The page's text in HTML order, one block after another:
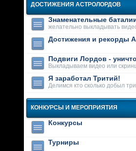
ДОСТИЖЕНИЯ АСТРОЛОРДОВ
Знаменательные
желательно выкладывать
Достижения и рекорды
Подвиги Лордов -
Выкладываем видео или
Я заработал Тритий!
Делимся кто сколько добыл
КОНКУРСЫ И МЕРОПРИЯТИЯ
Конкурсы
Турниры